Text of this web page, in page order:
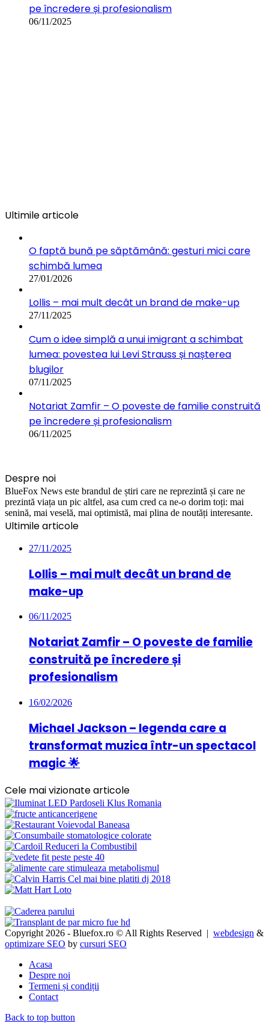
pe încredere și profesionalism
06/11/2025
Ultimile articole
O faptă bună pe săptămână: gesturi mici care
schimbă lumea
27/01/2026
Lollis – mai mult decât un brand de make-up
27/11/2025
Cum o idee simplă a unui imigrant a schimbat
lumea: povestea lui Levi Strauss și nașterea
blugilor
07/11/2025
Notariat Zamfir – O poveste de familie construită
pe încredere și profesionalism
06/11/2025
Despre noi
BlueFox News este brandul de știri care ne reprezintă și care ne
prezintă viața un pic altfel, asa cum cred ca ne-o dorim toți: mai
senină, mai veselă, mai optimistă, mai plina de noutăți interesante.
Ultimile articole
27/11/2025
Lollis – mai mult decât un brand de
make-up
06/11/2025
Notariat Zamfir – O poveste de familie
construită pe încredere și
profesionalism
16/02/2026
Michael Jackson – legenda care a
transformat muzica într-un spectacol
magic 🌟
Cele mai vizionate articole
Copyright 2026 - Bluefox.ro © All Rights Reserved | webdesign &
optimizare SEO by cursuri SEO
Acasa
Despre noi
Termeni și condiții
Contact
Back to top button